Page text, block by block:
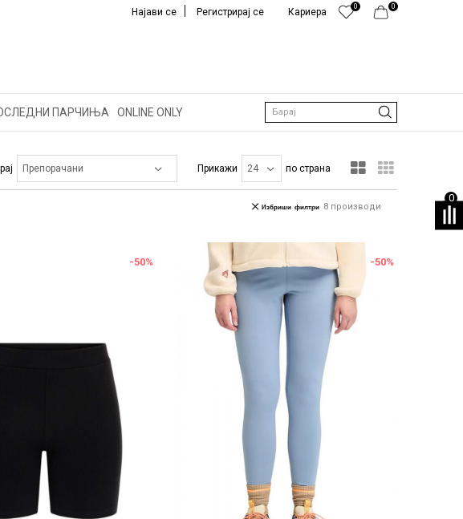
0
0
Кариера
Најави се Регистрирај се
ПАРЧИЊА ONLINE ONLY Барај
0
Прикажи по страна
8 производи
Избриши филтри
-50%
Uporedi
-50%